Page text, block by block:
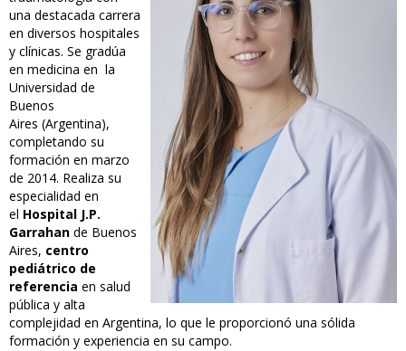
una destacada carrera
en diversos hospitales
y clínicas. Se gradúa
en medicina en la
Universidad de
Buenos
Aires (Argentina),
completando su
formación en marzo
de 2014. Realiza su
especialidad en
el Hospital J.P.
Garrahan de Buenos
Aires, centro
pediátrico de
referencia en salud
pública y alta
complejidad en Argentina, lo que le proporcionó una sólida
formación y experiencia en su campo.